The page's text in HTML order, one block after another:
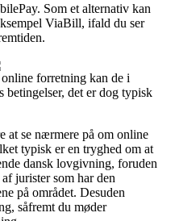
Som et alternativ kan
ViaBill, ifald du ser
forretning kan de i
betingelser, det er dog typisk
at se nærmere på om online
typisk er en tryghed om at
dansk lovgivning, foruden
jurister som har den
på området. Desuden
såfremt du møder